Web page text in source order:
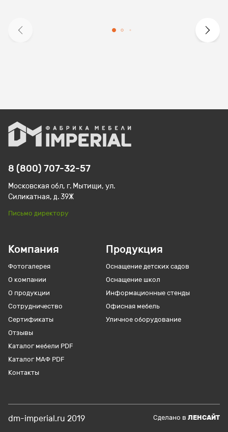
Компания
Фотогалерея
О компании
О продукции
Сотрудничество
Сертификаты
Отзывы
Каталог мебели PDF
Каталог МАФ PDF
Контакты
Продукция
Оснащение детских садов
Оснащение школ
Информационные стенды
Офисная мебель
Уличное оборудование
8 (800) 707-32-57
Московская обл, г. Мытищи, ул.
Силикатная, д. 39Ж
Письмо директору
dm-imperial.ru 2019 Cделано в ЛЕНСАЙТ